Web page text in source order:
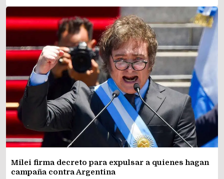
Milei firma decreto para expulsar a quienes hagan
campaña contra Argentina